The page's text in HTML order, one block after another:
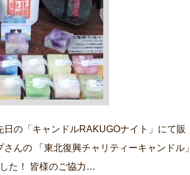
の「キャンドルRAKUGOナイト」にて販
んの 「東北復興チャリティーキャンドル」
た！ 皆様のご協力…